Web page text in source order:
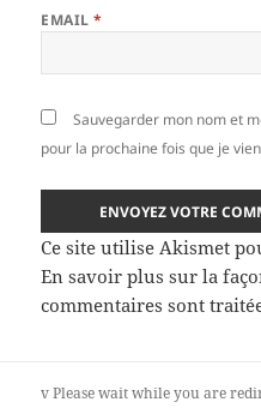
EMAIL*
Sauvegarder mon nom et
pour la prochaine fois que je
Ce site utilise Akismet
En savoir plus sur la
commentaires sont
vPlease wait while you are